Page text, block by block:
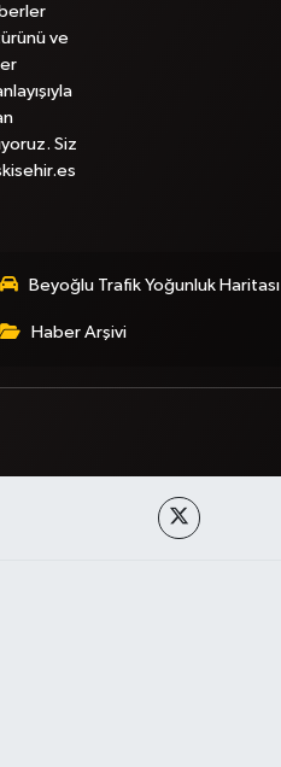
ve
Siz
Beyoğlu Trafik Yoğunluk Haritası
Haber Arşivi